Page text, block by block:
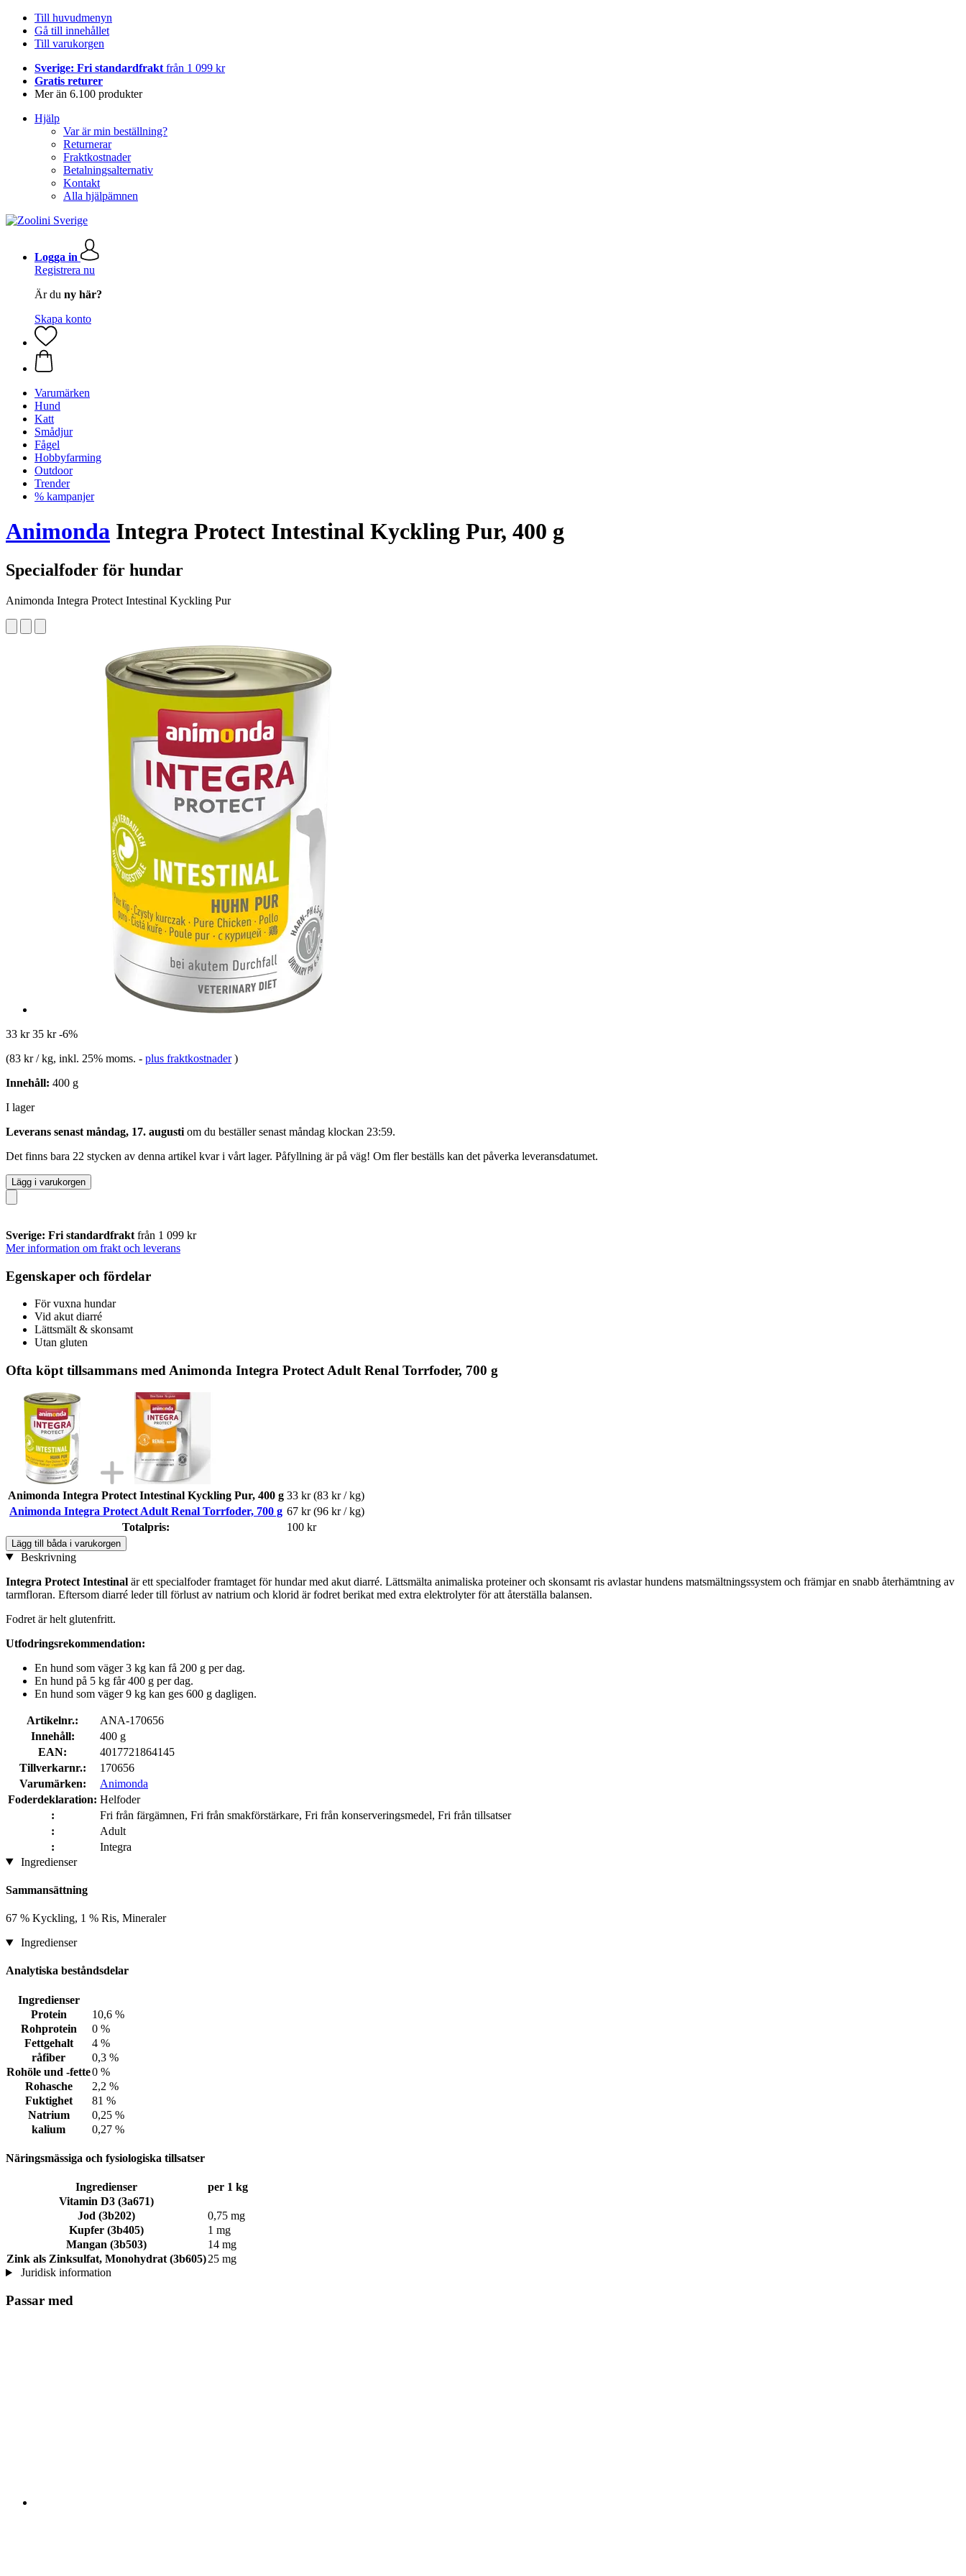
Till huvudmenyn
Gå till innehållet
Till varukorgen
Sverige: Fri standardfrakt från 1 099 kr
Gratis returer
Mer än 6.100 produkter
Hjälp
Var är min beställning?
Returnerar
Fraktkostnader
Betalningsalternativ
Kontakt
Alla hjälpämnen
Logga in
Registrera nu
Är du ny här?
Skapa konto
Varumärken
Hund
Katt
Smådjur
Fågel
Hobbyfarming
Outdoor
Trender
% kampanjer
Animonda Integra Protect Intestinal Kyckling Pur, 400 g
Specialfoder för hundar
Animonda Integra Protect Intestinal Kyckling Pur
33 kr 35 kr -6%
(83 kr / kg, inkl. 25% moms. - plus fraktkostnader )
Innehåll: 400 g
I lager
Leverans senast måndag, 17. augusti om du beställer senast måndag klockan 23:59.
Det finns bara 22 stycken av denna artikel kvar i vårt lager. Påfyllning är på väg! Om fler beställs kan det påverka leveransdatumet.
Lägg i varukorgen
Sverige: Fri standardfrakt från 1 099 kr
Mer information om frakt och leverans
Egenskaper och fördelar
För vuxna hundar
Vid akut diarré
Lättsmält & skonsamt
Utan gluten
Ofta köpt tillsammans med Animonda Integra Protect Adult Renal Torrfoder, 700 g
Animonda Integra Protect Intestinal Kyckling Pur, 400 g 33 kr (83 kr / kg)
Animonda Integra Protect Adult Renal Torrfoder, 700 g 67 kr (96 kr / kg)
Totalpris:
100 kr
Lägg till båda i varukorgen
Beskrivning
Integra Protect Intestinal är ett specialfoder framtaget för hundar med akut diarré. Lättsmälta animaliska proteiner och skonsamt ris avlastar hundens matsmältningssystem och främjar en snabb återhämtning av
tarmfloran. Eftersom diarré leder till förlust av natrium och klorid är fodret berikat med extra elektrolyter för att återställa balansen.
Fodret är helt glutenfritt.
Utfodringsrekommendation:
En hund som väger 3 kg kan få 200 g per dag.
En hund på 5 kg får 400 g per dag.
En hund som väger 9 kg kan ges 600 g dagligen.
Artikelnr.:
ANA-170656
Innehåll:
400 g
EAN:
4017721864145
Tillverkarnr.:
170656
Varumärken:
Animonda
Foderdeklaration: Helfoder
:
Fri från färgämnen, Fri från smakförstärkare, Fri från konserveringsmedel, Fri från tillsatser
:
Adult
:
Integra
Ingredienser
Sammansättning
67 % Kyckling, 1 % Ris, Mineraler
Ingredienser
Analytiska beståndsdelar
Ingredienser
Protein
10,6 %
Rohprotein
0 %
Fettgehalt
4 %
råfiber
0,3 %
Rohöle und -fette0 %
Rohasche
2,2 %
Fuktighet
81 %
Natrium
0,25 %
kalium
0,27 %
Näringsmässiga och fysiologiska tillsatser
Ingredienser
per 1 kg
Vitamin D3 (3a671)
Jod (3b202)
0,75 mg
Kupfer (3b405)
1 mg
Mangan (3b503)
14 mg
Zink als Zinksulfat, Monohydrat (3b605)25 mg
Juridisk information
Passar med